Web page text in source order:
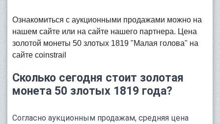
Ознакомиться с аукционными продажами можно на
нашем сайте или на сайте нашего партнера. Цена
золотой монеты 50 злотых 1819 "Малая голова" на
сайте coinstrail
Сколько сегодня стоит золотая
монета 50 злотых 1819 года?
Согласно аукционным продажам, средняя цена